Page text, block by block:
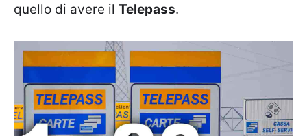
quello di avere il Telepass.